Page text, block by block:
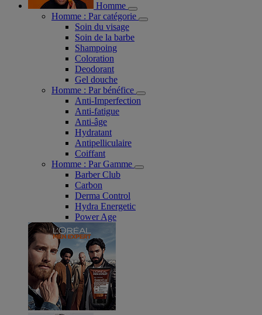
Homme
Homme : Par catégorie
Soin du visage
Soin de la barbe
Shampoing
Coloration
Deodorant
Gel douche
Homme : Par bénéfice
Anti-Imperfection
Anti-fatigue
Anti-âge
Hydratant
Antipelliculaire
Coiffant
Homme : Par Gamme
Barber Club
Carbon
Derma Control
Hydra Energetic
Power Age